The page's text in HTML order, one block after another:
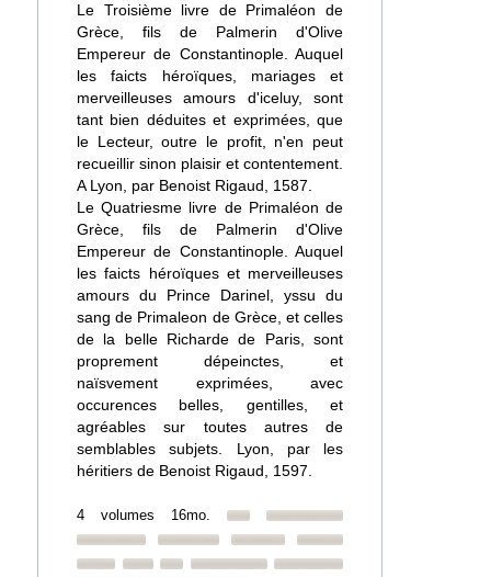
Le Troisième livre de Primaléon de
Grèce, fils de Palmerin d'Olive
Empereur de Constantinople. Auquel
les faicts héroïques, mariages et
merveilleuses amours d'iceluy, sont
tant bien déduites et exprimées, que
le Lecteur, outre le profit, n'en peut
recueillir sinon plaisir et contentement.
A Lyon, par Benoist Rigaud, 1587.
Le Quatriesme livre de Primaléon de
Grèce, fils de Palmerin d'Olive
Empereur de Constantinople. Auquel
les faicts héroïques et merveilleuses
amours du Prince Darinel, yssu du
sang de Primaleon de Grèce, et celles
de la belle Richarde de Paris, sont
proprement dépeinctes, et
naïsvement exprimées, avec
occurences belles, gentilles, et
agréables sur toutes autres de
semblables subjets. Lyon, par les
héritiers de Benoist Rigaud, 1597.
4 volumes 16mo.